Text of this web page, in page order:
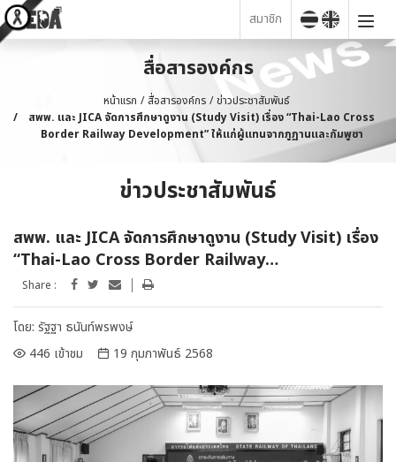
สมาชิก
สื่อสารองค์กร
หน้าแรก สื่อสารองค์กร
ข่าวประชาสัมพันธ์
สพพ. และ JICA จัดการศึกษาดูงาน (Study Visit) เรื่อง “Thai-Lao Cross
Border Railway Development” ให้แก่ผู้แทนจากภูฏานและกัมพูชา
ข่าวประชาสัมพันธ์
สพพ. และ JICA จัดการศึกษาดูงาน (Study Visit) เรื่อง
“Thai-Lao Cross Border Railway
Development” ให้แก่ผู้แทนจากภูฏานและกัมพูชา
Share :
โดย: รัฐฐา ธนันท์พรพงษ์
446 เข้าชม
19 กุมภาพันธ์ 2568